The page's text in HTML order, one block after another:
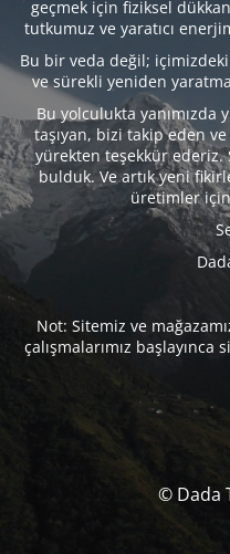
geçmek için fiziksel
tutkumuz ve yaratıcı
Bu bir veda değil;
ve sürekli yeniden
Bu yolculukta
taşıyan, bizi takip eden
yürekten teşekkür
bulduk. Ve artık yeni
üretimler için
Not: Sitemiz ve
çalışmalarımız
© Dada